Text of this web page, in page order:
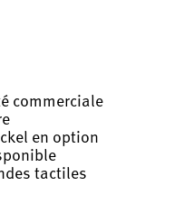
commerciale
en option
tactiles